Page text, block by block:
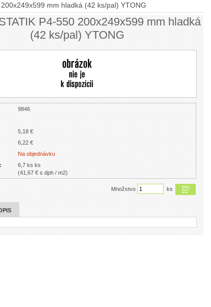
mm hladká (42 ks/pal) YTONG
P4-550 200x249x599 mm hladká
(42 ks/pal) YTONG
9846
5,18 €
6,22 €
Na objednávku
6,7 ks ks
(41,67 € s dph / m2)
Množstvo ks